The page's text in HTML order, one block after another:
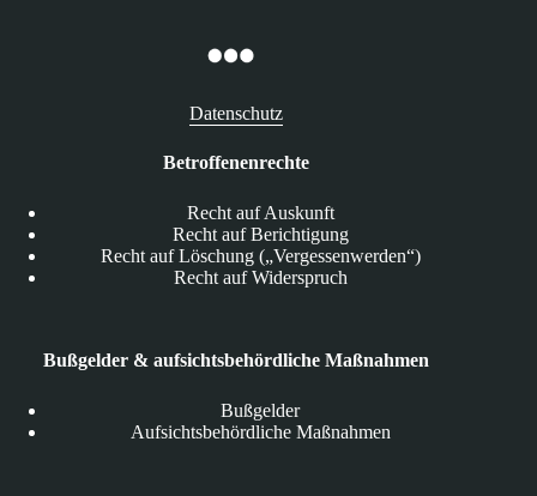
Datenschutz
Betroffenenrechte
Recht auf Auskunft
Recht auf Berichtigung
Recht auf Löschung („Vergessenwerden“)
Recht auf Widerspruch
Bußgelder & aufsichtsbehördliche Maßnahmen
Bußgelder
Aufsichtsbehördliche Maßnahmen